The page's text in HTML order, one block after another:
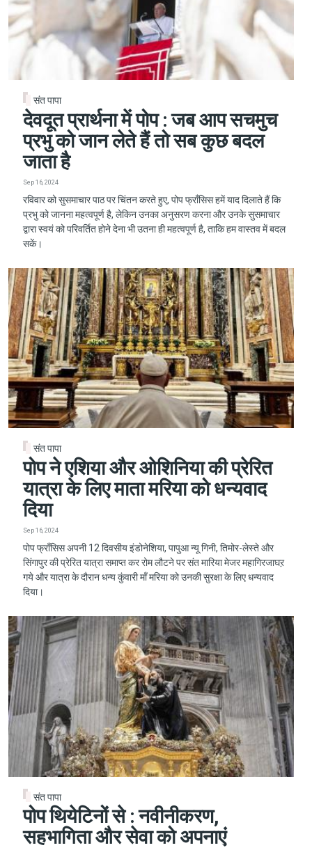
संत पापा
देवदूत प्रार्थना में पोप : जब आप सचमुच
प्रभु को जान लेते हैं तो सब कुछ बदल
जाता है
Sep 16, 2024
रविवार को सुसमाचार पाठ पर चिंतन करते हुए, पोप फ्राँसिस हमें याद दिलाते हैं कि
प्रभु को जानना महत्वपूर्ण है, लेकिन उनका अनुसरण करना और उनके सुसमाचार
द्वारा स्वयं को परिवर्तित होने देना भी उतना ही महत्वपूर्ण है, ताकि हम वास्तव में बदल
सकें।
संत पापा
पोप ने एशिया और ओशिनिया की प्रेरित
यात्रा के लिए माता मरिया को धन्यवाद
दिया
Sep 16, 2024
पोप फ्राँसिस अपनी 12 दिवसीय इंडोनेशिया, पापुआ न्यू गिनी, तिमोर-लेस्ते और
सिंगापुर की प्रेरित यात्रा समाप्त कर रोम लौटने पर संत मारिया मेजर महागिरजाघऱ
गये और यात्रा के दौरान धन्य कुंवारी माँ मरिया को उनकी सुरक्षा के लिए धन्यवाद
दिया।
संत पापा
पोप थियेटिनों से : नवीनीकरण,
सहभागिता और सेवा को अपनाएं